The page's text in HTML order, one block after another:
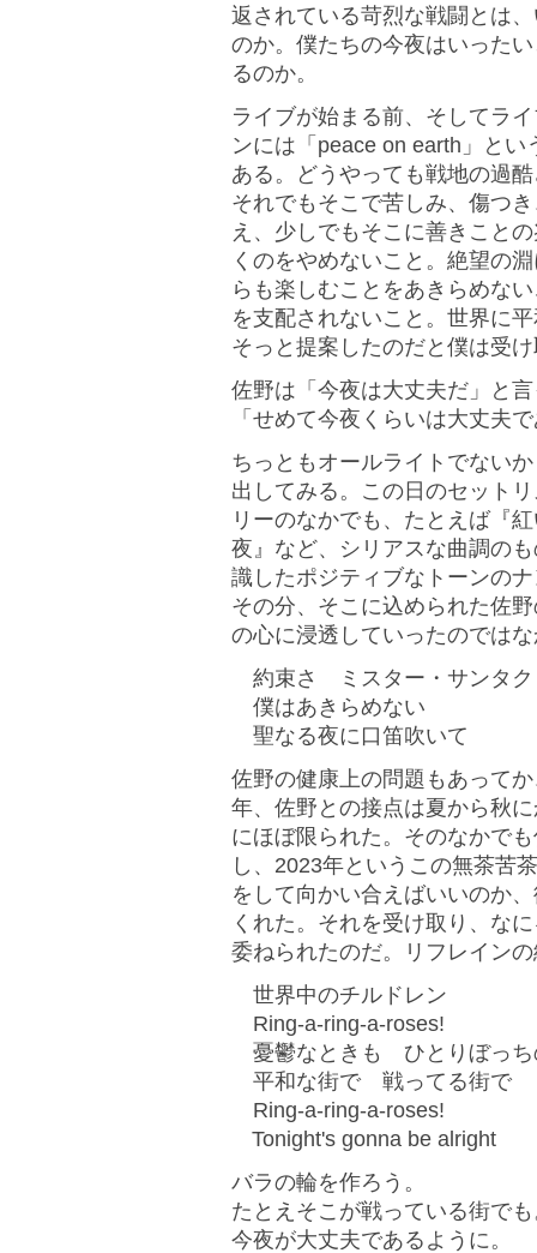
返されている苛烈な戦闘とは
のか。僕たちの今夜はいった
るのか。
ライブが始まる前、そしてラ
ンには「peace on earth」と
ある。どうやっても戦地の過
それでもそこで苦しみ、傷つ
え、少しでもそこに善きこと
くのをやめないこと。絶望の
らも楽しむことをあきらめな
を支配されないこと。世界に
そっと提案したのだと僕は受
佐野は「今夜は大丈夫だ」と
「せめて今夜くらいは大丈夫
ちっともオールライトでない
出してみる。この日のセット
リーのなかでも、たとえば『
夜』など、シリアスな曲調の
識したポジティブなトーンの
その分、そこに込められた佐
の心に浸透していったのでは
約束さ ミスター・サンタク
僕はあきらめない
聖なる夜に口笛吹いて
佐野の健康上の問題もあって
年、佐野との接点は夏から秋
にほぼ限られた。そのなかで
し、2023年というこの無茶苦
をして向かい合えばいいのか
くれた。それを受け取り、な
委ねられたのだ。リフレイン
世界中のチルドレン
Ring-a-ring-a-roses!
憂鬱なときも ひとりぼっち
平和な街で 戦ってる街で
Ring-a-ring-a-roses!
Tonight's gonna be alright
バラの輪を作ろう。
たとえそこが戦っている街で
今夜が大丈夫であるように。